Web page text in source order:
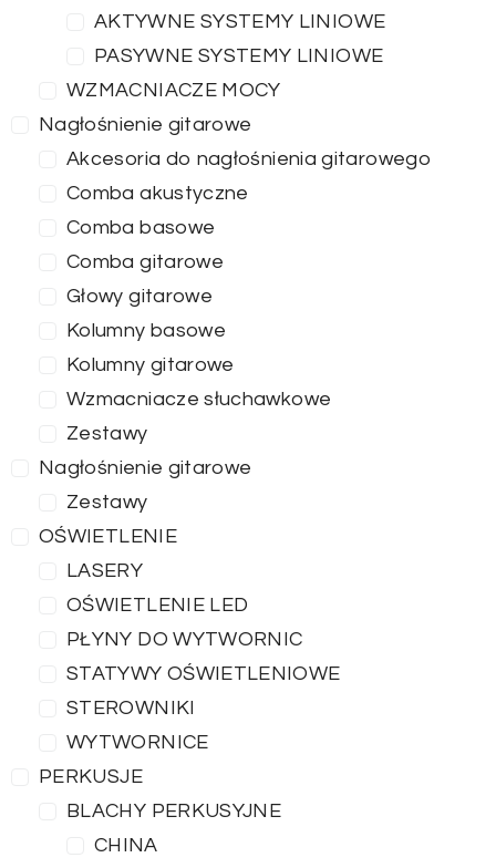
AKTYWNE SYSTEMY LINIOWE
PASYWNE SYSTEMY LINIOWE
WZMACNIACZE MOCY
Nagłośnienie gitarowe
Akcesoria do nagłośnienia gitarowego
Comba akustyczne
Comba basowe
Comba gitarowe
Głowy gitarowe
Kolumny basowe
Kolumny gitarowe
Wzmacniacze słuchawkowe
Zestawy
Nagłośnienie gitarowe
Zestawy
OŚWIETLENIE
LASERY
OŚWIETLENIE LED
PŁYNY DO WYTWORNIC
STATYWY OŚWIETLENIOWE
STEROWNIKI
WYTWORNICE
PERKUSJE
BLACHY PERKUSYJNE
CHINA